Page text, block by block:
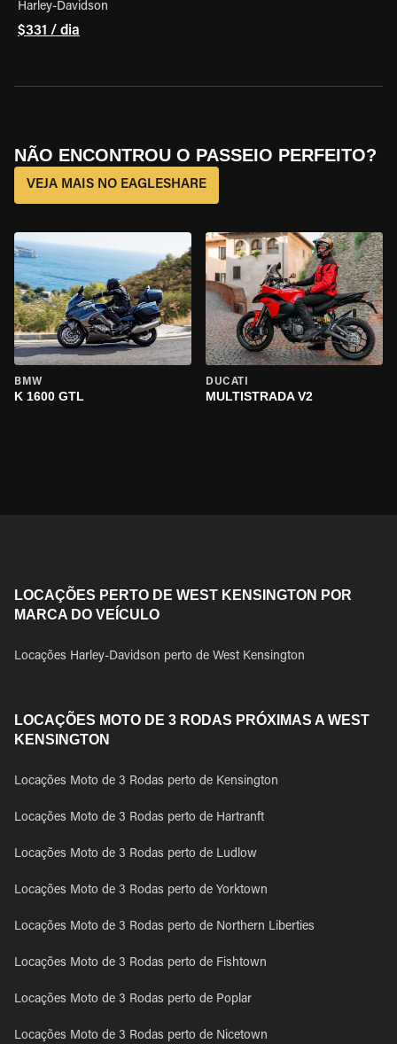
Harley-Davidson
$331 / dia
NÃO ENCONTROU O PASSEIO PERFEITO?
VEJA MAIS NO EAGLESHARE
BMW
K 1600 GTL
DUCATI
MULTISTRADA V2
LOCAÇÕES PERTO DE WEST KENSINGTON POR
MARCA DO VEÍCULO
Locações Harley-Davidson perto de West Kensington
LOCAÇÕES MOTO DE 3 RODAS PRÓXIMAS A WEST
KENSINGTON
Locações Moto de 3 Rodas perto de Kensington
Locações Moto de 3 Rodas perto de Hartranft
Locações Moto de 3 Rodas perto de Ludlow
Locações Moto de 3 Rodas perto de Yorktown
Locações Moto de 3 Rodas perto de Northern Liberties
Locações Moto de 3 Rodas perto de Fishtown
Locações Moto de 3 Rodas perto de Poplar
Locações Moto de 3 Rodas perto de Nicetown